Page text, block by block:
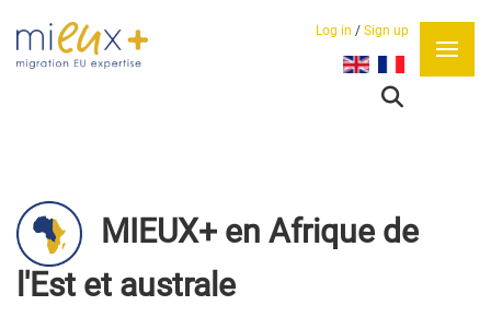
Log in / Sign up
Sélectionnez votre
MIEUX+ en Afrique de
l'Est et australe